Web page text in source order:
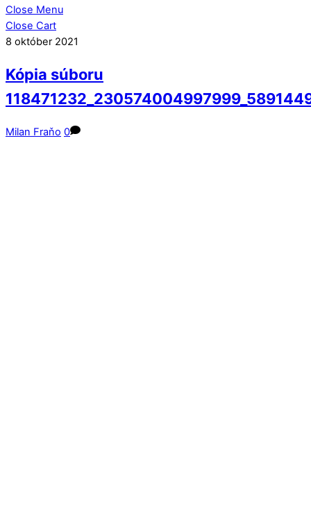
Close Menu
Close Cart
8 október 2021
Kópia súboru
Milan Fraňo 0